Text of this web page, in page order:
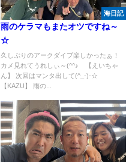
海日記
雨のケラマもまたオツですね～
☆
久しぶりのアークダイブ楽しかったぁ！
カメ見れてうれしぃ～(^^♪ 【えいちゃ
ん】 次回はマンタ出して(^_-)-☆
【KAZU】 雨の...